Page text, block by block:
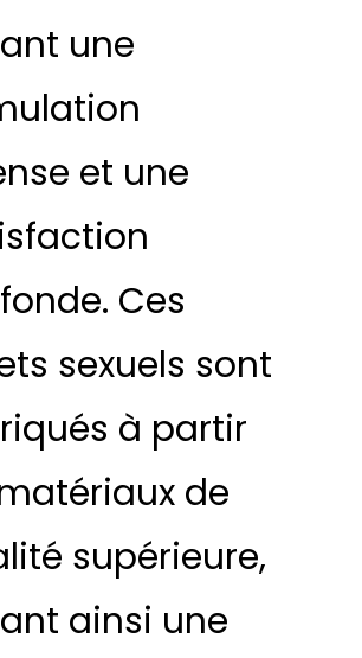
une
et une
Ces
sexuels sont
à partir
de
supérieure,
ainsi une